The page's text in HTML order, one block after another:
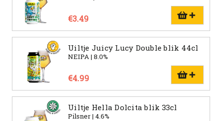
€3.49
Uiltje Juicy Lucy Double blik 44cl
NEIPA | 8.0%
€4.99
Uiltje Hella Dolcita blik 33cl
Pilsner | 4.6%